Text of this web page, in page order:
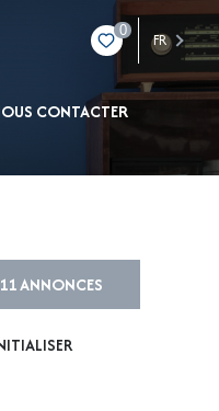
0 FR
CONTACTER
11ANNONCES